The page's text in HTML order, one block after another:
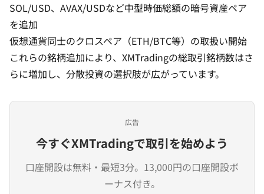
SOL/USD、AVAX/USDなど中型時価総額の暗号資産ペア
を追加
仮想通貨同士のクロスペア（ETH/BTC等）の取扱い開始
これらの銘柄追加により、XMTradingの総取引銘柄数はさ
らに増加し、分散投資の選択肢が広がっています。
広告
今すぐXMTradingで取引を始めよう
口座開設は無料・最短3分。13,000円の口座開設ボ
ーナス付き。